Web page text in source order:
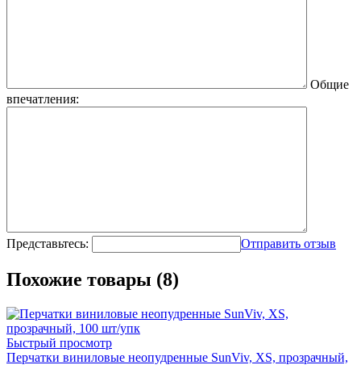
Общие
впечатления:
Представьтесь: Отправить отзыв
Похожие товары (8)
Быстрый просмотр
Перчатки виниловые неопудренные SunViv, XS, прозрачный,